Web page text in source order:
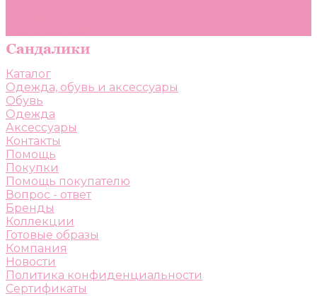
Каталог
Одежда, обувь и аксессуары
Обувь
Одежда
Аксессуары
Контакты
Помощь
Покупки
Помощь покупателю
Вопрос - ответ
Бренды
Коллекции
Готовые образы
Компания
Новости
Политика конфиденциальности
Сертификаты